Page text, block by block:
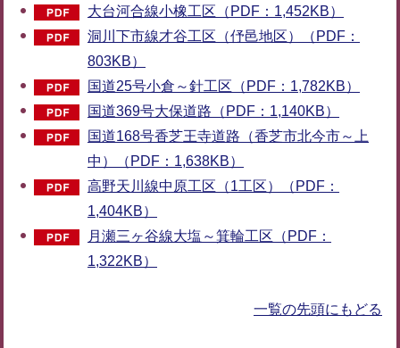
大台河合線小橡工区（PDF：1,452KB）
洞川下市線才谷工区（伃邑地区）（PDF：
803KB）
国道25号小倉～針工区（PDF：1,782KB）
国道369号大保道路（PDF：1,140KB）
国道168号香芝王寺道路（香芝市北今市～上
中）（PDF：1,638KB）
高野天川線中原工区（1工区）（PDF：
1,404KB）
月瀬三ヶ谷線大塩～箕輪工区（PDF：
1,322KB）
一覧の先頭にもどる